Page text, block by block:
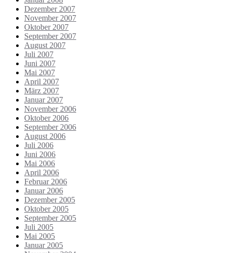
Dezember 2007
November 2007
Oktober 2007
September 2007
August 2007
Juli 2007
Juni 2007
Mai 2007
April 2007
März 2007
Januar 2007
November 2006
Oktober 2006
September 2006
August 2006
Juli 2006
Juni 2006
Mai 2006
April 2006
Februar 2006
Januar 2006
Dezember 2005
Oktober 2005
September 2005
Juli 2005
Mai 2005
Januar 2005